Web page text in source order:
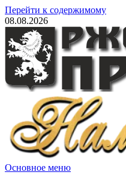
Перейти к содержимому
08.08.2026
Основное меню